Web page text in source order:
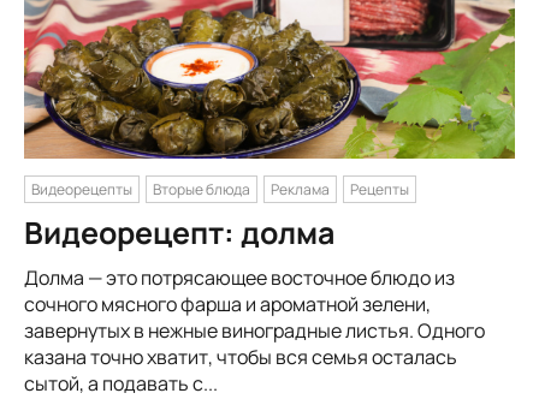
Видеорецепты Вторые блюда Реклама Рецепты
Видеорецепт: долма
Долма — это потрясающее восточное блюдо из
сочного мясного фарша и ароматной зелени,
завернутых в нежные виноградные листья. Одного
казана точно хватит, чтобы вся семья осталась
сытой, а подавать с...